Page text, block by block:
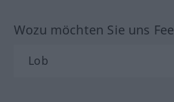
Wozu möchten Sie uns